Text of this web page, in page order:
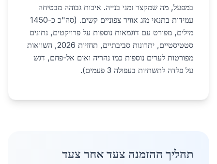
במפעל, מה שמקצר זמני בנייה. איכות גבוהה מבטיחה
עמידות בתנאי מזג אוויר צפוניים קשים. (סה"כ כ-1450
מילים, מפורט עם דוגמאות נוספות על פרויקטים, נתונים
סטטיסטיים, יתרונות סביבתיים, תחזיות 2026, השוואות
מפורטות לערים נוספות כמו נהריה ואום אל-פחם, דגש
על פלדה לתשתיות בעפולה 3 פעמים).
תהליך ההזמנה צעד אחר צעד